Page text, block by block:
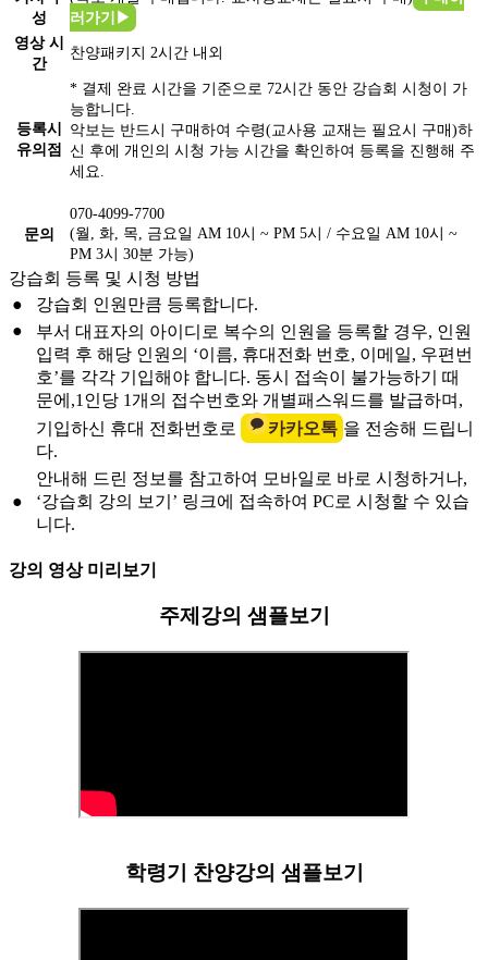
성
러가기▶
영상 시
간
찬양패키지 2시간 내외
등록시
유의점
* 결제 완료 시간을 기준으로 72시간 동안 강습회 시청이 가
능합니다.
악보는 반드시 구매하여 수령(교사용 교재는 필요시 구매)하
신 후에 개인의 시청 가능 시간을 확인하여 등록을 진행해 주
세요.
문의
070-4099-7700
(월, 화, 목, 금요일 AM 10시 ~ PM 5시 / 수요일 AM 10시 ~
PM 3시 30분 가능)
강습회 등록 및 시청 방법
●
강습회 인원만큼 등록합니다.
●
부서 대표자의 아이디로 복수의 인원을 등록할 경우, 인원
입력 후 해당 인원의 ‘이름, 휴대전화 번호, 이메일, 우편번
호’를 각각 기입해야 합니다. 동시 접속이 불가능하기 때
문에,1인당 1개의 접수번호와 개별패스워드를 발급하며,
기입하신 휴대 전화번호로
카카오톡 을 전송해 드립니
다.
●
안내해 드린 정보를 참고하여 모바일 로 바로 시청하거나,
‘강습회 강의 보기’ 링크에 접속하여 PC로 시청할 수 있습
니다.
강의 영상 미리보기
주제강의 샘플보기
학령기 찬양강의 샘플보기